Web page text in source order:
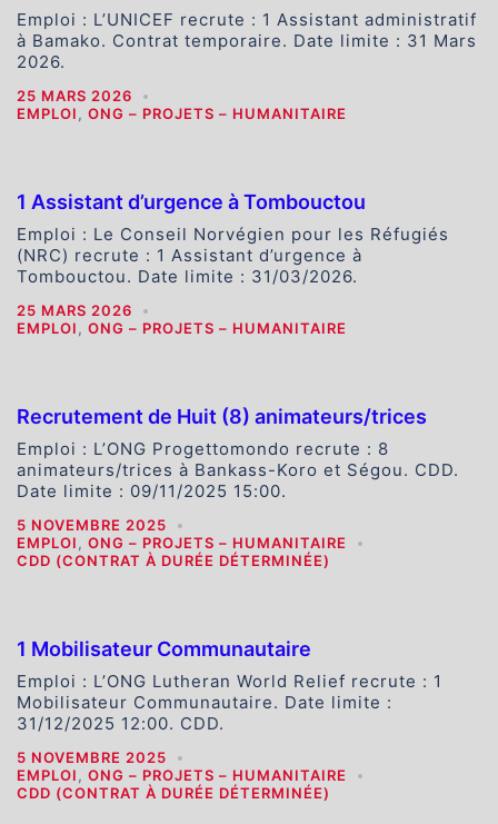
Emploi : L’UNICEF recrute : 1 Assistant administratif
à Bamako. Contrat temporaire. Date limite : 31 Mars
2026.
25 MARS 2026
EMPLOI , ONG – PROJETS – HUMANITAIRE
1 Assistant d’urgence à Tombouctou
Emploi : Le Conseil Norvégien pour les Réfugiés
(NRC) recrute : 1 Assistant d’urgence à
Tombouctou. Date limite : 31/03/2026.
25 MARS 2026
EMPLOI , ONG – PROJETS – HUMANITAIRE
Recrutement de Huit (8) animateurs/trices
Emploi : L’ONG Progettomondo recrute : 8
animateurs/trices à Bankass-Koro et Ségou. CDD.
Date limite : 09/11/2025 15:00.
5 NOVEMBRE 2025
EMPLOI , ONG – PROJETS – HUMANITAIRE
CDD (CONTRAT À DURÉE DÉTERMINÉE)
1 Mobilisateur Communautaire
Emploi : L’ONG Lutheran World Relief recrute : 1
Mobilisateur Communautaire. Date limite :
31/12/2025 12:00. CDD.
5 NOVEMBRE 2025
EMPLOI , ONG – PROJETS – HUMANITAIRE
CDD (CONTRAT À DURÉE DÉTERMINÉE)